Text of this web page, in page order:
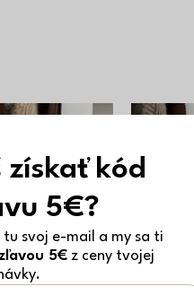
získať kód
5€?
tu svoj e-mail a my sa ti
5€ z ceny tvojej